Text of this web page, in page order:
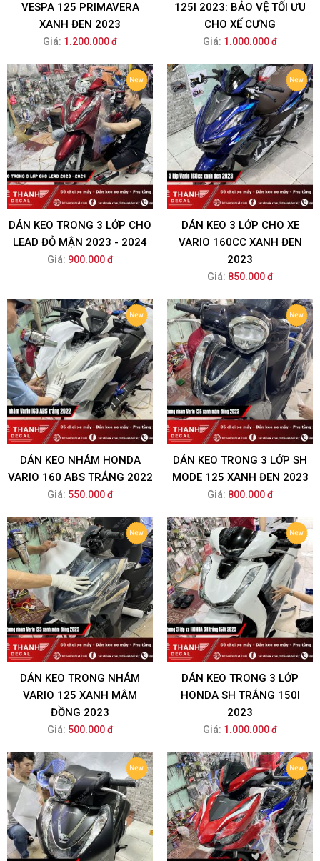
VESPA 125 PRIMAVERA
XANH ĐEN 2023
Giá: 1.200.000 đ
125I 2023: BẢO VỆ TỐI ƯU
CHO XẾ CƯNG
Giá: 1.000.000 đ
DÁN KEO TRONG 3 LỚP CHO
LEAD ĐỎ MẬN 2023 - 2024
Giá: 900.000 đ
DÁN KEO 3 LỚP CHO XE
VARIO 160CC XANH ĐEN
2023
Giá: 850.000 đ
DÁN KEO NHÁM HONDA
VARIO 160 ABS TRẮNG 2022
Giá: 550.000 đ
DÁN KEO TRONG 3 LỚP SH
MODE 125 XANH ĐEN 2023
Giá: 800.000 đ
DÁN KEO TRONG NHÁM
VARIO 125 XANH MÂM
ĐỒNG 2023
Giá: 500.000 đ
DÁN KEO TRONG 3 LỚP
HONDA SH TRẮNG 150I
2023
Giá: 1.000.000 đ